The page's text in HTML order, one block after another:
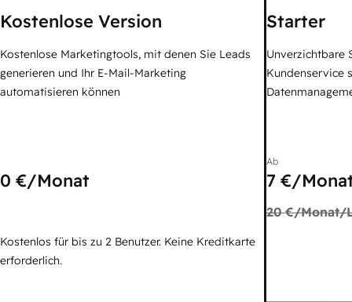
Kostenlose Version
Kostenlose Marketingtools, mit denen Sie Leads
generieren und Ihr E-Mail-Marketing
automatisieren können
0 €/Monat
Kostenlos für bis zu 2 Benutzer. Keine Kreditkarte
erforderlich.
Starter
Unverzichtbare
Kundenservice
Ab
7 €/
20 €/Monat/